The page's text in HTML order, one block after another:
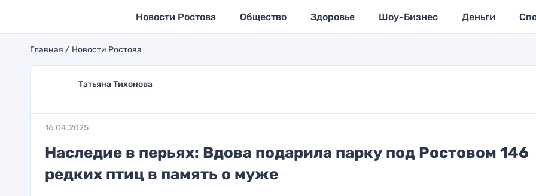
Новости Ростова Общество Здоровье Шоу-Бизнес Деньги
Главная Новости Ростова
Татьяна Тихонова
16.04.2025
Наследие в перьях: Вдова подарила парку под Ростовом 146
редких птиц в память о муже